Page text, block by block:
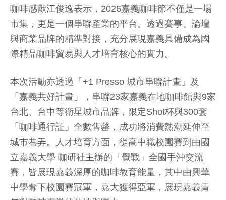
咖啡感獸江俊逸表示，2026嘉義咖啡節不僅是一場
市集，更是一個串聯產業的平台。透過賽事、論壇
與商業品牌的精準對接，充分展現嘉義具備成為國
際精品咖啡貿易與人才培育核心的實力。
本次活動亦透過「+1 Presso 城市串聯計畫」及
「嘉義共好計畫」，串聯23家嘉義在地咖啡館與9家
台北、台中等衛星城市品牌，限定Shot杯與300套
「咖啡通行証」全數售罄，成功將消費熱潮延伸至
城市巷弄。人才培育方面，從高中職校園賽到由國
立嘉義大學 咖研社主辦的「覺戰」全國手沖交流
賽，皆展現嘉義深厚的咖啡教育能量，其中由興華
中學奪下校園賽冠軍，嘉大獲得亞軍，展現嘉義青